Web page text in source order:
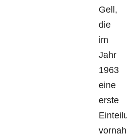
Gell,
die
im
Jahr
1963
eine
erste